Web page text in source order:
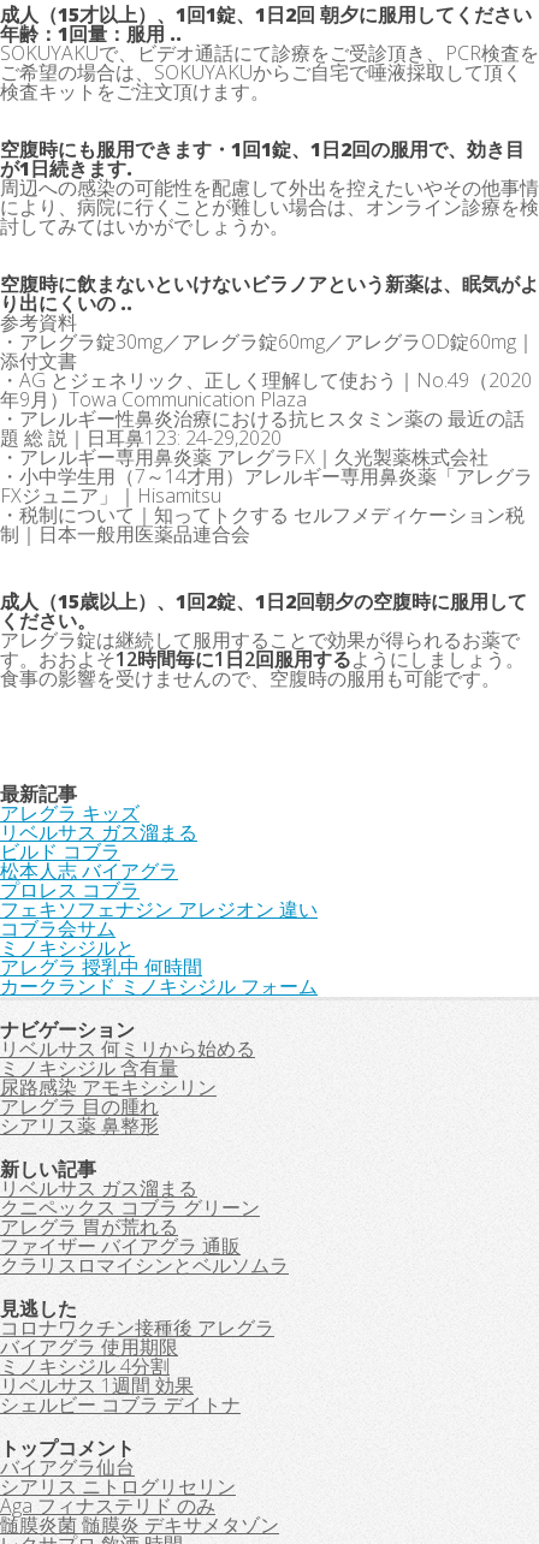
成人（15才以上）、1回1錠、1日2回 朝夕に服用してください
年齢：1回量：服用 ..
SOKUYAKUで、ビデオ通話にて診療をご受診頂き、PCR検査を
ご希望の場合は、SOKUYAKUからご自宅で唾液採取して頂く
検査キットをご注文頂けます。
空腹時にも服用できます・1回1錠、1日2回の服用で、効き目
が1日続きます.
周辺への感染の可能性を配慮して外出を控えたいやその他事情
により、病院に行くことが難しい場合は、オンライン診療を検
討してみてはいかがでしょうか。
空腹時に飲まないといけないビラノアという新薬は、眠気がよ
り出にくいの ..
参考資料
・アレグラ錠30mg／アレグラ錠60mg／アレグラOD錠60mg｜
添付文書
・AG とジェネリック、正しく理解して使おう｜No.49（2020
年9月）Towa Communication Plaza
・アレルギー性鼻炎治療における抗ヒスタミン薬の 最近の話
題 総 説｜日耳鼻123: 24-29,2020
・アレルギー専用鼻炎薬 アレグラFX｜久光製薬株式会社
・小中学生用（7～14才用）アレルギー専用鼻炎薬「アレグラ
FXジュニア」｜Hisamitsu
・税制について｜知ってトクする セルフメディケーション税
制｜日本一般用医薬品連合会
成人（15歳以上）、1回2錠、1日2回朝夕の空腹時に服用して
ください。
アレグラ錠は継続して服用することで効果が得られるお薬で
す。おおよそ12時間毎に1日2回服用するようにしましょう。
食事の影響を受けませんので、空腹時の服用も可能です。
最新記事
アレグラ キッズ
リベルサス ガス溜まる
ビルド コブラ
松本人志 バイアグラ
プロレス コブラ
フェキソフェナジン アレジオン 違い
コブラ会サム
ミノキシジルと
アレグラ 授乳中 何時間
カークランド ミノキシジル フォーム
ナビゲーション
リベルサス 何ミリから始める
ミノキシジル 含有量
尿路感染 アモキシシリン
アレグラ 目の腫れ
シアリス薬 鼻整形
新しい記事
リベルサス ガス溜まる
クニペックス コブラ グリーン
アレグラ 胃が荒れる
ファイザー バイアグラ 通販
クラリスロマイシンとベルソムラ
見逃した
コロナワクチン接種後 アレグラ
バイアグラ 使用期限
ミノキシジル 4分割
リベルサス 1週間 効果
シェルビー コブラ デイトナ
トップコメント
バイアグラ仙台
シアリス ニトログリセリン
Aga フィナステリド のみ
髄膜炎菌 髄膜炎 デキサメタゾン